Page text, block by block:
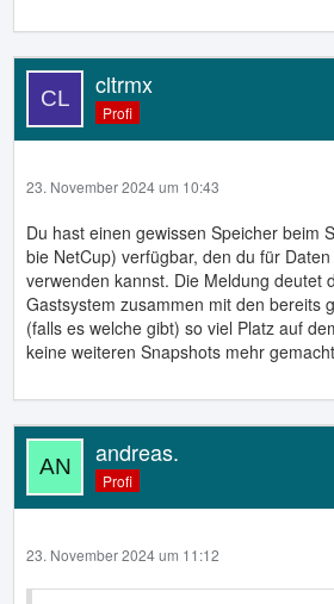
cltrmx
Profi
23. November 2024 um 10:43
Du hast einen gewissen Speicher beim
bie NetCup) verfügbar, den du für
verwenden kannst. Die Meldung deutet
Gastsystem zusammen mit den bereits
(falls es welche gibt) so viel Platz auf
keine weiteren Snapshots mehr
andreas.
Profi
23. November 2024 um 11:12